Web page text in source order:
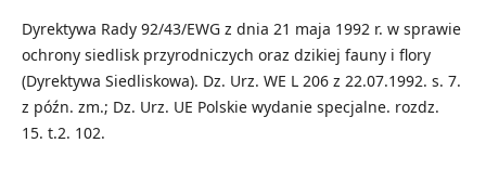
Dyrektywa Rady 92/43/EWG z dnia 21 maja 1992 r. w sprawie
ochrony siedlisk przyrodniczych oraz dzikiej fauny i flory
(Dyrektywa Siedliskowa). Dz. Urz. WE L 206 z 22.07.1992. s. 7.
z późn. zm.; Dz. Urz. UE Polskie wydanie specjalne. rozdz.
15. t.2. 102.